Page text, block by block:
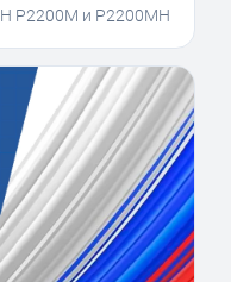
P2200M и P2200MH